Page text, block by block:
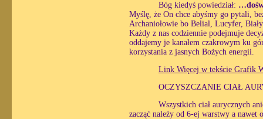
Bóg kiedyś powiedział:
Myślę, że On chce abyśmy go pytali,
Archaniołowie bo Belial, Lucyfer,
Każdy z nas codziennie podejmuje
oddajemy je kanałem czakrowym ku
korzystania z jasnych Bożych energii.
Link Więcej w tekście Grafik
OCZYSZCZANIE CIAŁ
Wszystkich ciał aurycznych
zacząć należy od 6-ej warstwy a nawet